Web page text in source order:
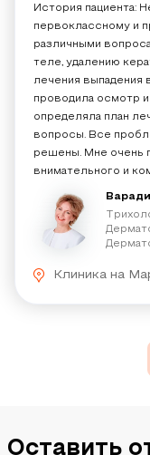
История пациента:
первоклассному и
различными
теле, удалению
лечения выпадения
проводила осмотр и
определяла план
вопросы. Все
решены. Мне очень
внимательного и
Клиника на
Оставить